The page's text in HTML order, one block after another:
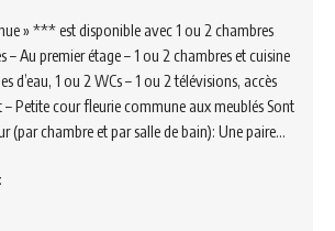
» *** est disponible avec 1 ou 2 chambres
– Au premier étage – 1 ou 2 chambres et cuisine
d’eau, 1 ou 2 WCs – 1 ou 2 télévisions, accès
Petite cour fleurie commune aux meublés Sont
(par chambre et par salle de bain): Une paire…